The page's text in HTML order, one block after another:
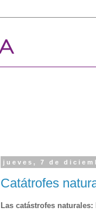
jueves, 7 de
Catátrofes
Las catástrofes naturales: